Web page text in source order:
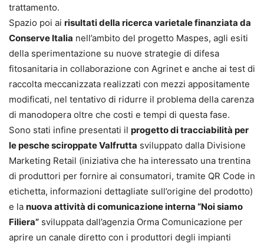
trattamento.
Spazio poi ai risultati della ricerca varietale finanziata da
Conserve Italia nell’ambito del progetto Maspes, agli esiti
della sperimentazione su nuove strategie di difesa
fitosanitaria in collaborazione con Agrinet e anche ai test di
raccolta meccanizzata realizzati con mezzi appositamente
modificati, nel tentativo di ridurre il problema della carenza
di manodopera oltre che costi e tempi di questa fase.
Sono stati infine presentati il progetto di tracciabilità per
le pesche sciroppate Valfrutta sviluppato dalla Divisione
Marketing Retail (iniziativa che ha interessato una trentina
di produttori per fornire ai consumatori, tramite QR Code in
etichetta, informazioni dettagliate sull’origine del prodotto)
e la nuova attività di comunicazione interna “Noi siamo
Filiera” sviluppata dall’agenzia Orma Comunicazione per
aprire un canale diretto con i produttori degli impianti